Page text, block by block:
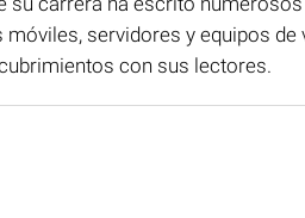
móviles, servidores y equipos
con sus lectores.